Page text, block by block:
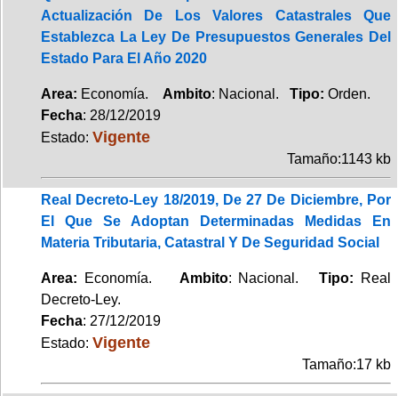
Actualización De Los Valores Catastrales Que
Establezca La Ley De Presupuestos Generales Del
Estado Para El Año 2020
Area: Economía. Ambito: Nacional. Tipo: Orden.
Fecha: 28/12/2019
Estado: Vigente
Tamaño:1143 kb
Real Decreto-Ley 18/2019, De 27 De Diciembre, Por
El Que Se Adoptan Determinadas Medidas En
Materia Tributaria, Catastral Y De Seguridad Social
Area: Economía. Ambito: Nacional.Tipo:
Real
Decreto-Ley.
Fecha: 27/12/2019
Estado: Vigente
Tamaño:17 kb